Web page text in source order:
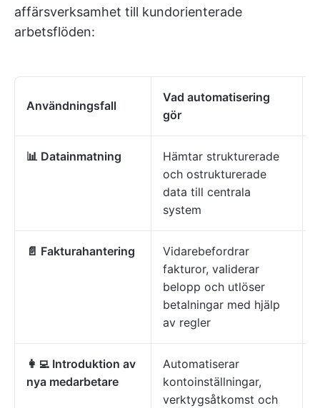
affärsverksamhet till kundorienterade
arbetsflöden:
Användningsfall
Vad automatisering
gör
📊 Datainmatning
Hämtar strukturerade
och ostrukturerade
data till centrala
system
📄 Fakturahantering
Vidarebefordrar
fakturor, validerar
belopp och utlöser
betalningar med hjälp
av regler
👩‍💻 Introduktion av
nya medarbetare
Automatiserar
kontoinställningar,
verktygsåtkomst och